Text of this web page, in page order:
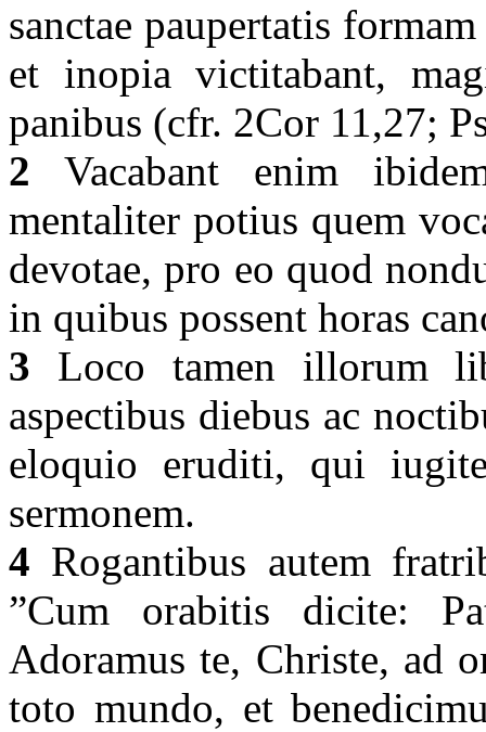
sanctae paupertatis
et inopia victitabant,
panibus (cfr. 2Cor 11,27;
2 Vacabant enim
mentaliter potius quem
devotae, pro eo quod
in quibus possent horas
3 Loco tamen illorum
aspectibus diebus ac
eloquio eruditi, qui
sermonem.
4 Rogantibus autem
”Cum orabitis dicite:
Adoramus te, Christe, ad
toto mundo, et